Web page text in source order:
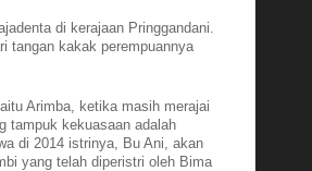
di kerajaan Pringgandani.
tangan kakak perempuannya
Arimba, ketika masih merajai
tampuk kekuasaan adalah
di 2014 istrinya, Bu Ani, akan
yang telah diperistri oleh Bima